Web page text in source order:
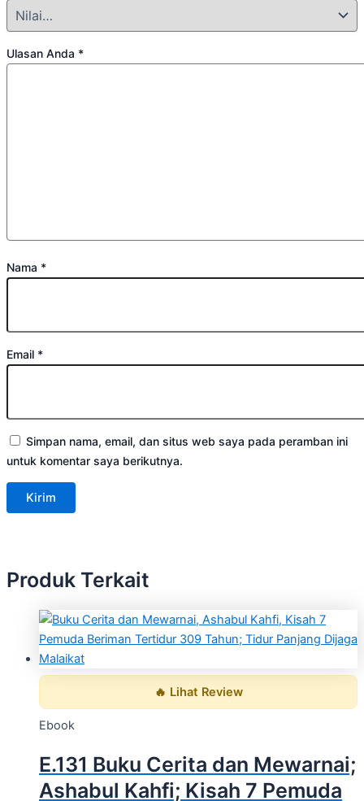
Ulasan Anda *
Nama *
Email *
Simpan nama, email, dan situs web saya pada peramban ini
untuk komentar saya berikutnya.
Produk Terkait
🔥 Lihat Review
Ebook
E.131 Buku Cerita dan Mewarnai;
Ashabul Kahfi; Kisah 7 Pemuda